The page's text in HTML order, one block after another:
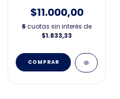
$11.000,00
6 cuotas sin interés de
$1.833,33